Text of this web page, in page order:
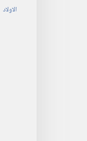
الاولاد